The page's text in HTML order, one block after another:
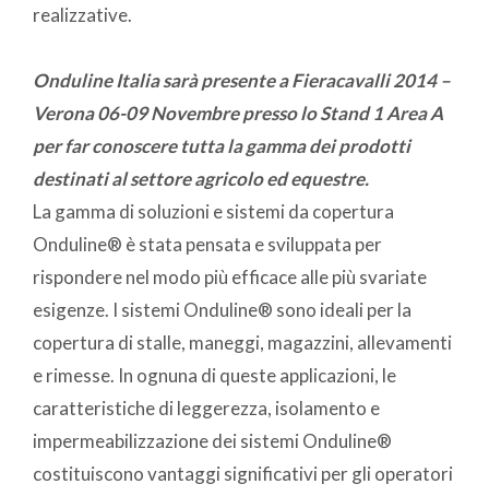
realizzative.
Onduline Italia sarà presente a Fieracavalli 2014 –
Verona 06-09 Novembre presso lo Stand 1 Area A
per far conoscere tutta la gamma dei prodotti
destinati al settore agricolo ed equestre.
La gamma di soluzioni e sistemi da copertura
Onduline® è stata pensata e sviluppata per
rispondere nel modo più efficace alle più svariate
esigenze. I sistemi Onduline® sono ideali per la
copertura di stalle, maneggi, magazzini, allevamenti
e rimesse. In ognuna di queste applicazioni, le
caratteristiche di leggerezza, isolamento e
impermeabilizzazione dei sistemi Onduline®
costituiscono vantaggi significativi per gli operatori